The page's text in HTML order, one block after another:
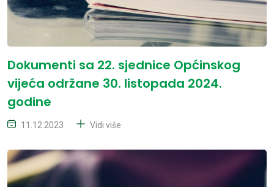
Dokumenti sa 22. sjednice Općinskog
vijeća održane 30. listopada 2024.
godine
11.12.2023 Vidi više